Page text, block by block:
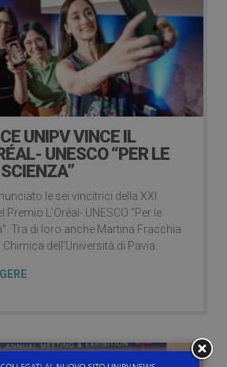
UNIPV VINCE IL
UNESCO “PER LE
le sei vincitrici della XXI
L’Oréal- UNESCO “Per le
Tra di loro anche Martina Fracchia
dell’Università di Pavia.